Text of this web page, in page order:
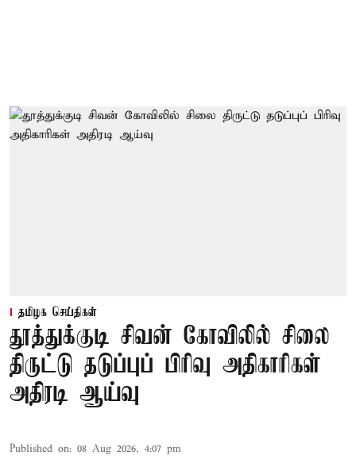
தமிழக செய்திகள்
தூத்துக்குடி சிவன் கோவிலில் சிலை
திருட்டு தடுப்புப் பிரிவு அதிகாரிகள்
அதிரடி ஆய்வு
Published on: 08 Aug 2026, 4:07 pm